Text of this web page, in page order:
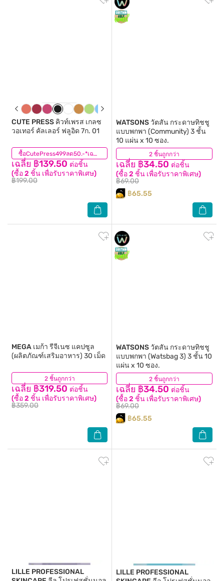
ซื้อCutePress499ลด50.-*เฉพาะสินค้าที่ร่วมรายการ
CUTE PRESS คิวท์เพรส เกลซ
วอเทอร์ คัลเลอร์ ฟลูอิด 7ก. 01
เฉลี่ย ฿139.50 ต่อชิ้น
(ซื้อ 2 ชิ้น เพื่อรับราคาพิเศษ)
฿199.00
(0) 2 ชิ้นถูกกว่า
WATSONS วัตสัน กระดาษทิชชู
แบบพกพา (Community) 3 ชั้น
10 แผ่น x 10 ซอง.
เฉลี่ย ฿34.50 ต่อชิ้น
(ซื้อ 2 ชิ้น เพื่อรับราคาพิเศษ)
฿69.00
฿65.55
(5)
2 ชิ้นถูกกว่า
MEGA เมก้า รีจีเนซ แคปซูล
(ผลิตภัณฑ์เสริมอาหาร) 30 เม็ด
เฉลี่ย ฿319.50 ต่อชิ้น
(ซื้อ 2 ชิ้น เพื่อรับราคาพิเศษ)
฿359.00
(22) 2 ชิ้นถูกกว่า
WATSONS วัตสัน กระดาษทิชชู
แบบพกพา (Watsbag 3) 3 ชั้น 10
แผ่น x 10 ซอง.
เฉลี่ย ฿34.50 ต่อชิ้น
(ซื้อ 2 ชิ้น เพื่อรับราคาพิเศษ)
฿69.00
฿65.55
(15)
LILLE PROFESSIONAL
LILLE PROFESSIONAL